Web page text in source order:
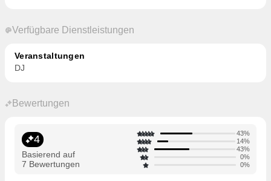
Verfügbare Dienstleistungen
Veranstaltungen
DJ
Bewertungen
4
Basierend auf
7 Bewertungen
43%
14%
43%
0%
0%